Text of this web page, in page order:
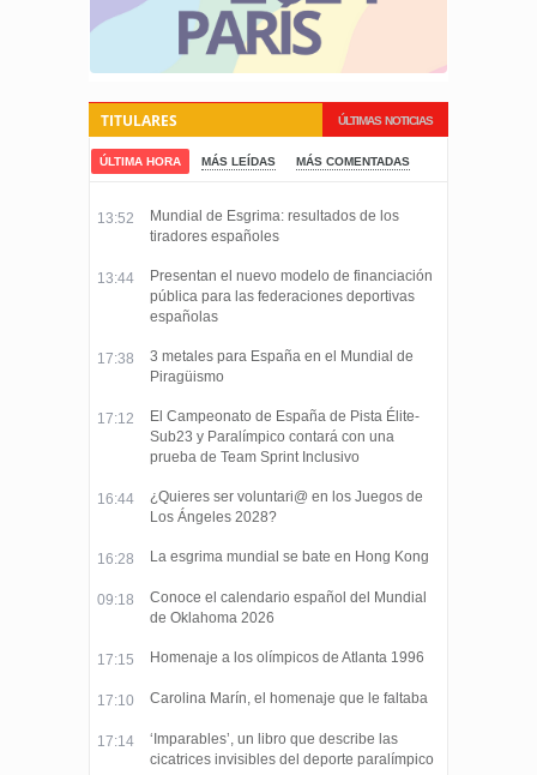
ÚLTIMAS NOTICIAS
TITULARES
ÚLTIMA HORA MÁS LEÍDAS MÁS COMENTADAS
13:52
Mundial de Esgrima: resultados de los
tiradores españoles
13:44
Presentan el nuevo modelo de financiación
pública para las federaciones deportivas
españolas
17:38
3 metales para España en el Mundial de
Piragüismo
17:12
El Campeonato de España de Pista Élite-
Sub23 y Paralímpico contará con una
prueba de Team Sprint Inclusivo
16:44
¿Quieres ser voluntari@ en los Juegos de
Los Ángeles 2028?
16:28 La esgrima mundial se bate en Hong Kong
09:18
Conoce el calendario español del Mundial
de Oklahoma 2026
17:15 Homenaje a los olímpicos de Atlanta 1996
17:10 Carolina Marín, el homenaje que le faltaba
17:14
‘Imparables’, un libro que describe las
cicatrices invisibles del deporte paralímpico